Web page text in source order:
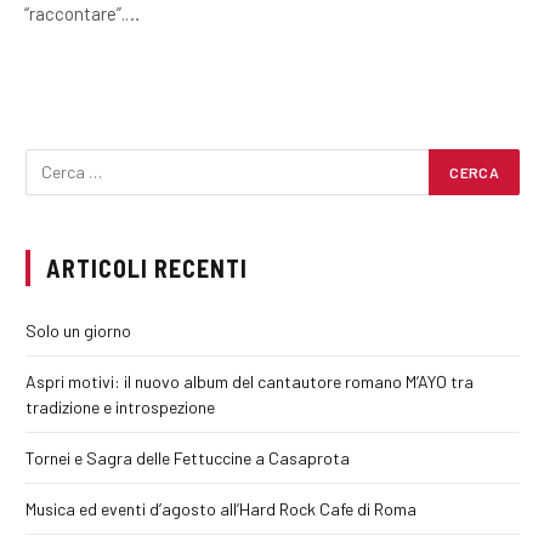
“raccontare”.…
ARTICOLI RECENTI
Solo un giorno
Aspri motivi: il nuovo album del cantautore romano M’AYO tra
tradizione e introspezione
Tornei e Sagra delle Fettuccine a Casaprota
Musica ed eventi d’agosto all’Hard Rock Cafe di Roma